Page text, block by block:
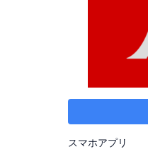
スマホアプリ